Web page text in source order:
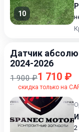
10
Датчик
2024-2026
1 900 ₽1 710 ₽
скидка только на
2